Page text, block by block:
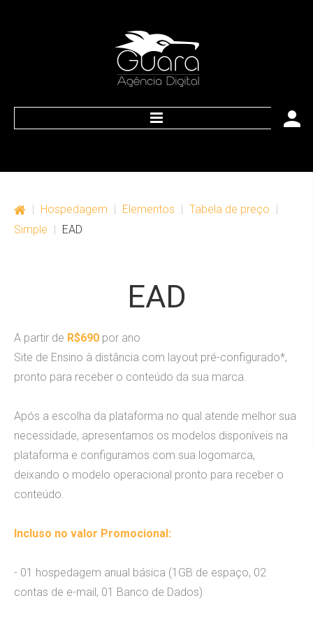
Web
Criação
Hospedagem de sites
Agência Digital
| Hospedagem | Elementos | Tabela de preço |
Simple | EAD
EAD
A partir de R$690 por ano
Site de Ensino à distância com layout pré-configurado*,
pronto para receber o conteúdo da sua marca.
Após a escolha da plataforma no qual atende melhor sua
necessidade, apresentamos os modelos disponíveis na
plataforma e configuramos com sua logomarca,
deixando o modelo operacional pronto para receber o
conteúdo.
Incluso no valor Promocional:
- 01 hospedagem anual básica (1GB de espaço, 02
contas de e-mail, 01 Banco de Dados)